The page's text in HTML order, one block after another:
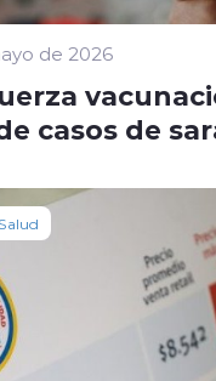
de 2026
casos de